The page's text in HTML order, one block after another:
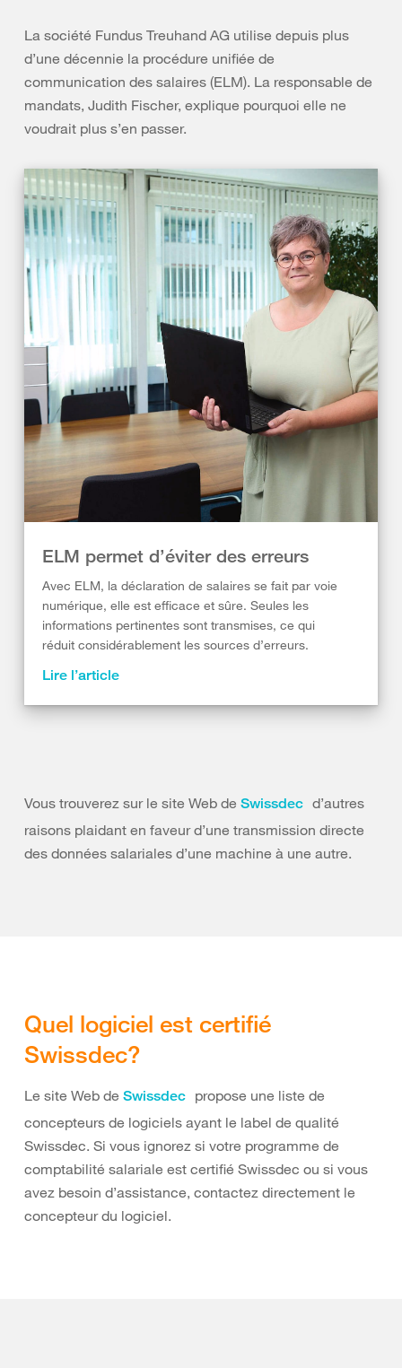
La société Fundus Treuhand AG utilise depuis plus
d’une décennie la procédure unifiée de
communication des salaires (ELM). La responsable de
mandats, Judith Fischer, explique pourquoi elle ne
voudrait plus s’en passer.
ELM permet d’éviter des erreurs
Avec ELM, la déclaration de salaires se fait par voie
numérique, elle est efficace et sûre. Seules les
informations pertinentes sont transmises, ce qui
réduit considérablement les sources d’erreurs.
Lire l’article
Vous trouverez sur le site Web de Swissdec d’autres
raisons plaidant en faveur d’une transmission directe
des données salariales d’une machine à une autre.
Quel logiciel est certifié
Swissdec?
Le site Web de Swissdec propose une liste de
concepteurs de logiciels ayant le label de qualité
Swissdec. Si vous ignorez si votre programme de
comptabilité salariale est certifié Swissdec ou si vous
avez besoin d’assistance, contactez directement le
concepteur du logiciel.